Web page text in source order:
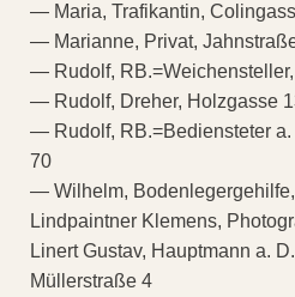
— Maria, Trafikantin,
— Marianne, Privat,
— Rudolf,
— Rudolf, Dreher, Holzgasse
— Rudolf, RB.=Bediensteter a.
70
— Wilhelm,
Lindpaintner Klemens,
Linert Gustav, Hauptmann a.
Müllerstraße 4